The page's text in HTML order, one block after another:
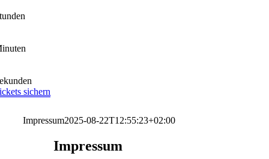
sichern
Impressum2025-08-22T12:55:23+02:00
Impressum